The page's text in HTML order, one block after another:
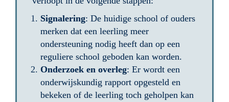
Signalering: De huidige school of ouders
merken dat een leerling meer
ondersteuning nodig heeft dan op een
reguliere school geboden kan worden.
Onderzoek en overleg: Er wordt een
onderwijskundig rapport opgesteld en
bekeken of de leerling toch geholpen kan